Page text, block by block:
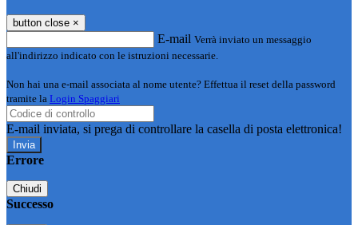
button close ×
E-mail Verrà inviato un messaggio
all'indirizzo indicato con le istruzioni necessarie.
Non hai una e-mail associata al nome utente? Effettua il reset della password
tramite la Login Spaggiari
E-mail inviata, si prega di controllare la casella di posta elettronica!
Errore
Chiudi
Successo